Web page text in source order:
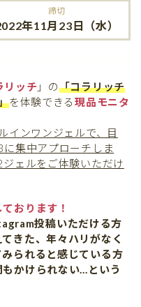
締切
年11月23日（水）
リッチ 」の「コラリッチ
を体験できる現品モニタ
インワンジェルで、目
集中アプローチしま
ェルをご体験いただけ
おります！
投稿いただける方
きた、年々ハリがなく
られると感じている方
かけられない…という